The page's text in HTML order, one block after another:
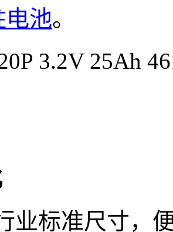
电池。
3.2V 25Ah
业标准尺寸，